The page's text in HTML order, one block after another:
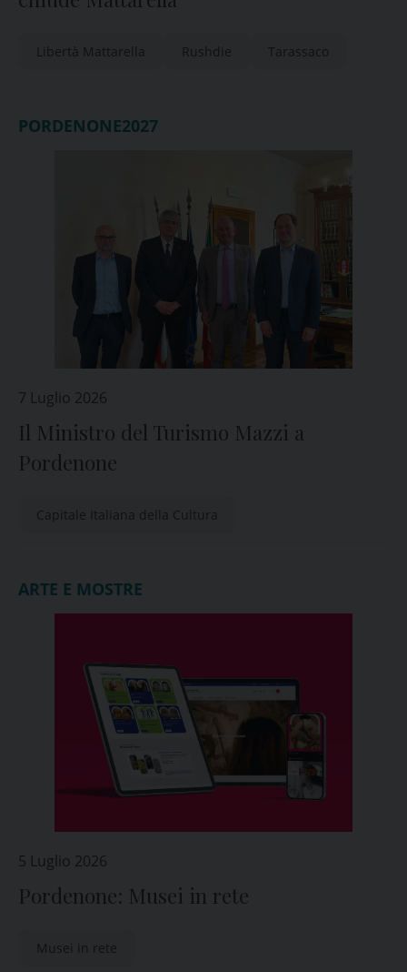
Libertà Mattarella Rushdie Tarassaco
PORDENONE2027
7 Luglio 2026
Il Ministro del Turismo Mazzi a
Pordenone
Capitale Italiana della Cultura
ARTE E MOSTRE
5 Luglio 2026
Pordenone: Musei in rete
Musei in rete